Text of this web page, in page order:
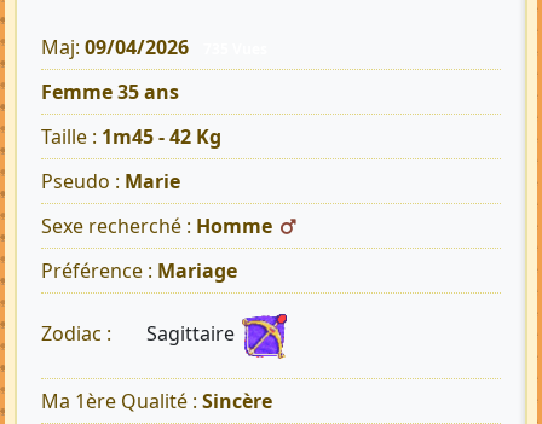
Maj: 09/04/2026
Femme 35 ans
Taille : 1m45 - 42 Kg
Pseudo : Marie
Sexe recherché : Homme
Préférence : Mariage
Zodiac : Sagittaire
Ma 1ère Qualité : Sincère